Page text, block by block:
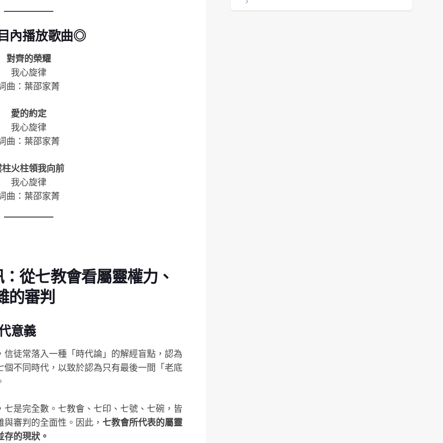
內播放歌曲◎
對齊的榮耀
我心旋律
曲：葉邵家菁
愛的約定
我心旋律
曲：葉邵家菁
火柱領我向前
我心旋律
曲：葉邵家菁
從七教會看屬靈權力、
的審判
意義
徒常落入一種「時代論」的解經盲點，認為
不同時代，以致於認為只有最後一間「老底
是完全數。七教會、七印、七號、七碗，皆
審判的全面性。因此， 七教會所代表的屬靈
的現狀。